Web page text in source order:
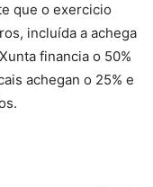
que o exercicio
incluída a achega
financia o 50%
achegan o 25% e